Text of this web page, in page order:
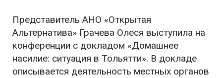
Представитель АНО «Открытая
Альтернатива» Грачева Олеся выступила на
конференции с докладом «Домашнее
насилие: ситуация в Тольятти». В докладе
описывается деятельность местных органов